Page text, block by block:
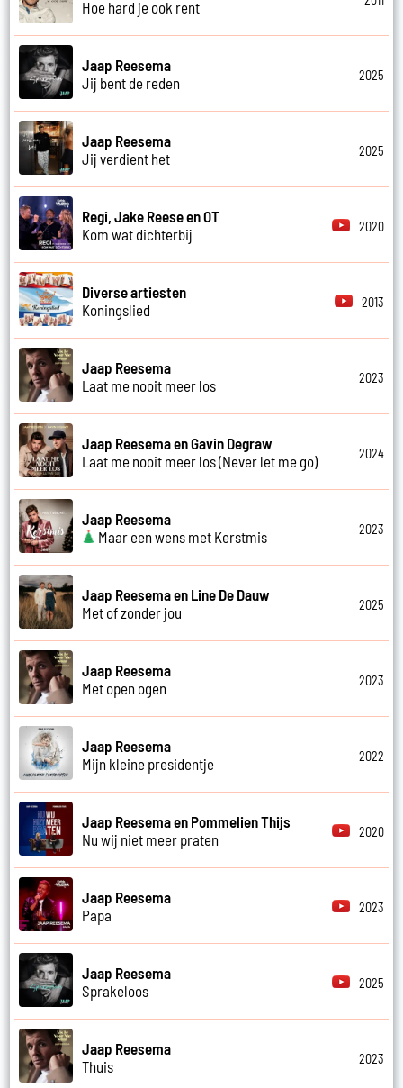
Hoe hard je ook rent
Jaap Reesema
Jij bent de reden
2025
Jaap Reesema
Jij verdient het
2025
Regi, Jake Reese en OT
Kom wat dichterbij
2020
Diverse artiesten
Koningslied
2013
Jaap Reesema
Laat me nooit meer los
2023
Jaap Reesema en Gavin Degraw
Laat me nooit meer los (Never let me go)
2024
Jaap Reesema
Maar een wens met Kerstmis
2023
Jaap Reesema en Line De Dauw
Met of zonder jou
2025
Jaap Reesema
Met open ogen
2023
Jaap Reesema
Mijn kleine presidentje
2022
Jaap Reesema en Pommelien Thijs
Nu wij niet meer praten
2020
Jaap Reesema
Papa
2023
Jaap Reesema
Sprakeloos
2025
Jaap Reesema
Thuis
2023